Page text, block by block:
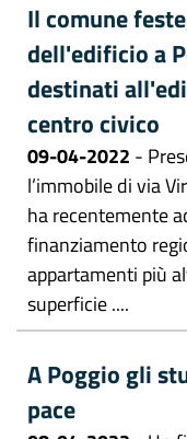
Il comune
dell'edificio a
destinati
centro civico
09-04-2022 -
l’immobile di via
ha recentemente
finanziamento
appartamenti più
superficie ....
A Poggio gli
pace